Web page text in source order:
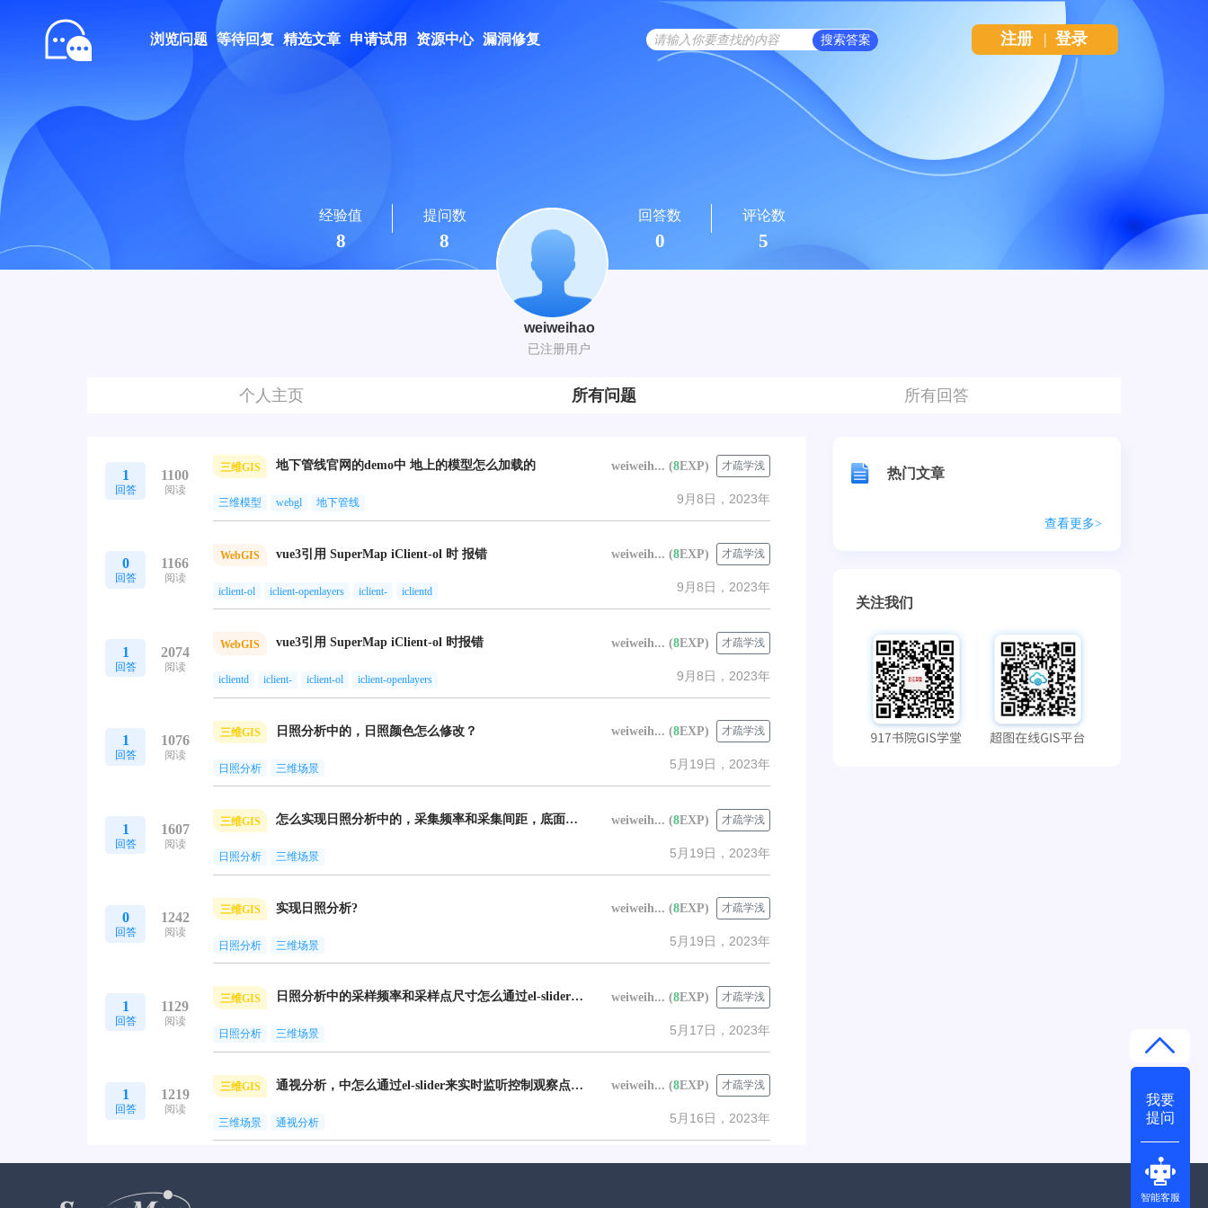
经验值
8
提问数
8
回答数
0
评论数
5
weiweihao
已注册用户
个人主页 所有问题 所有回答
浏览问题 等待回复 精选文章 申请试用 资源中心 漏洞修复 注册 | 登录
我要
提问
智能客服
1
回答
1100
阅读
三维GIS 地下管线官网的demo中 地上的模型怎么加载的 weiweih... (8EXP) 才疏学浅
9月8日，2023年
三维模型 webgl 地下管线
0
回答
1166
阅读
WebGIS vue3引用 SuperMap iClient-ol 时 报错 weiweih... (8EXP) 才疏学浅
9月8日，2023年
iclient-ol iclient-openlayers iclient- iclientd
1
回答
2074
阅读
WebGIS vue3引用 SuperMap iClient-ol 时报错 weiweih... (8EXP) 才疏学浅
9月8日，2023年
iclientd iclient- iclient-ol iclient-openlayers
1
回答
1076
阅读
三维GIS 日照分析中的，日照颜色怎么修改？ weiweih... (8EXP) 才疏学浅
5月19日，2023年
日照分析 三维场景
1
回答
1607
阅读
三维GIS 怎么实现日照分析中的，采集频率和采集间距，底面高度，采集点尺寸，日照颜色? weiweih... (8EXP) 才疏学浅
5月19日，2023年
日照分析 三维场景
0
回答
1242
阅读
三维GIS 实现日照分析? weiweih... (8EXP) 才疏学浅
5月19日，2023年
日照分析 三维场景
1
回答
1129
阅读
三维GIS 日照分析中的采样频率和采样点尺寸怎么通过el-slider的大小改变？ weiweih... (8EXP) 才疏学浅
5月17日，2023年
日照分析 三维场景
1
回答
1219
阅读
三维GIS 通视分析，中怎么通过el-slider来实时监听控制观察点高度的变化 weiweih... (8EXP) 才疏学浅
5月16日，2023年
三维场景 通视分析
热门文章
查看更多>
关注我们